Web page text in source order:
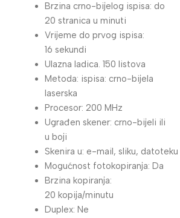
Brzina crno-bijelog ispisa: do
20 stranica u minuti
Vrijeme do prvog ispisa:
16 sekundi
Ulazna ladica. 150 listova
Metoda: ispisa: crno-bijela
laserska
Procesor: 200 MHz
Ugrađen skener: crno-bijeli ili
u boji
Skenira u: e-mail, sliku, datoteku
Mogućnost fotokopiranja: Da
Brzina kopiranja:
20 kopija/minutu
Duplex: Ne